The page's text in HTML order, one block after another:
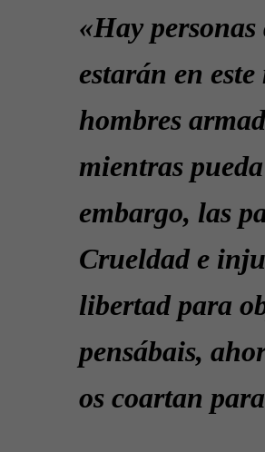
«Hay
estarán en
hombres
mientras
embargo, las
Crueldad e
libertad para
pensábais,
os coartan